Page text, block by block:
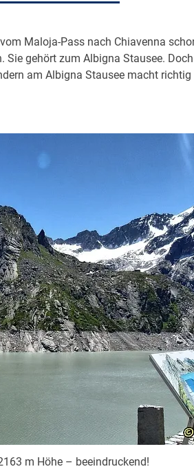
Maloja-Pass nach Chiavenna
Sie gehört zum Albigna Stausee.
am Albigna Stausee macht richtig
m Höhe – beeindruckend!